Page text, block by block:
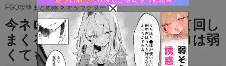
u
t
e
FGO攻略まとめ隊 >キャラクター >
今ネロ下げてる人が性能を見て回し
まくる未来が見える ⇒ ネロは弱
くても回しまくるわｗｗｗ